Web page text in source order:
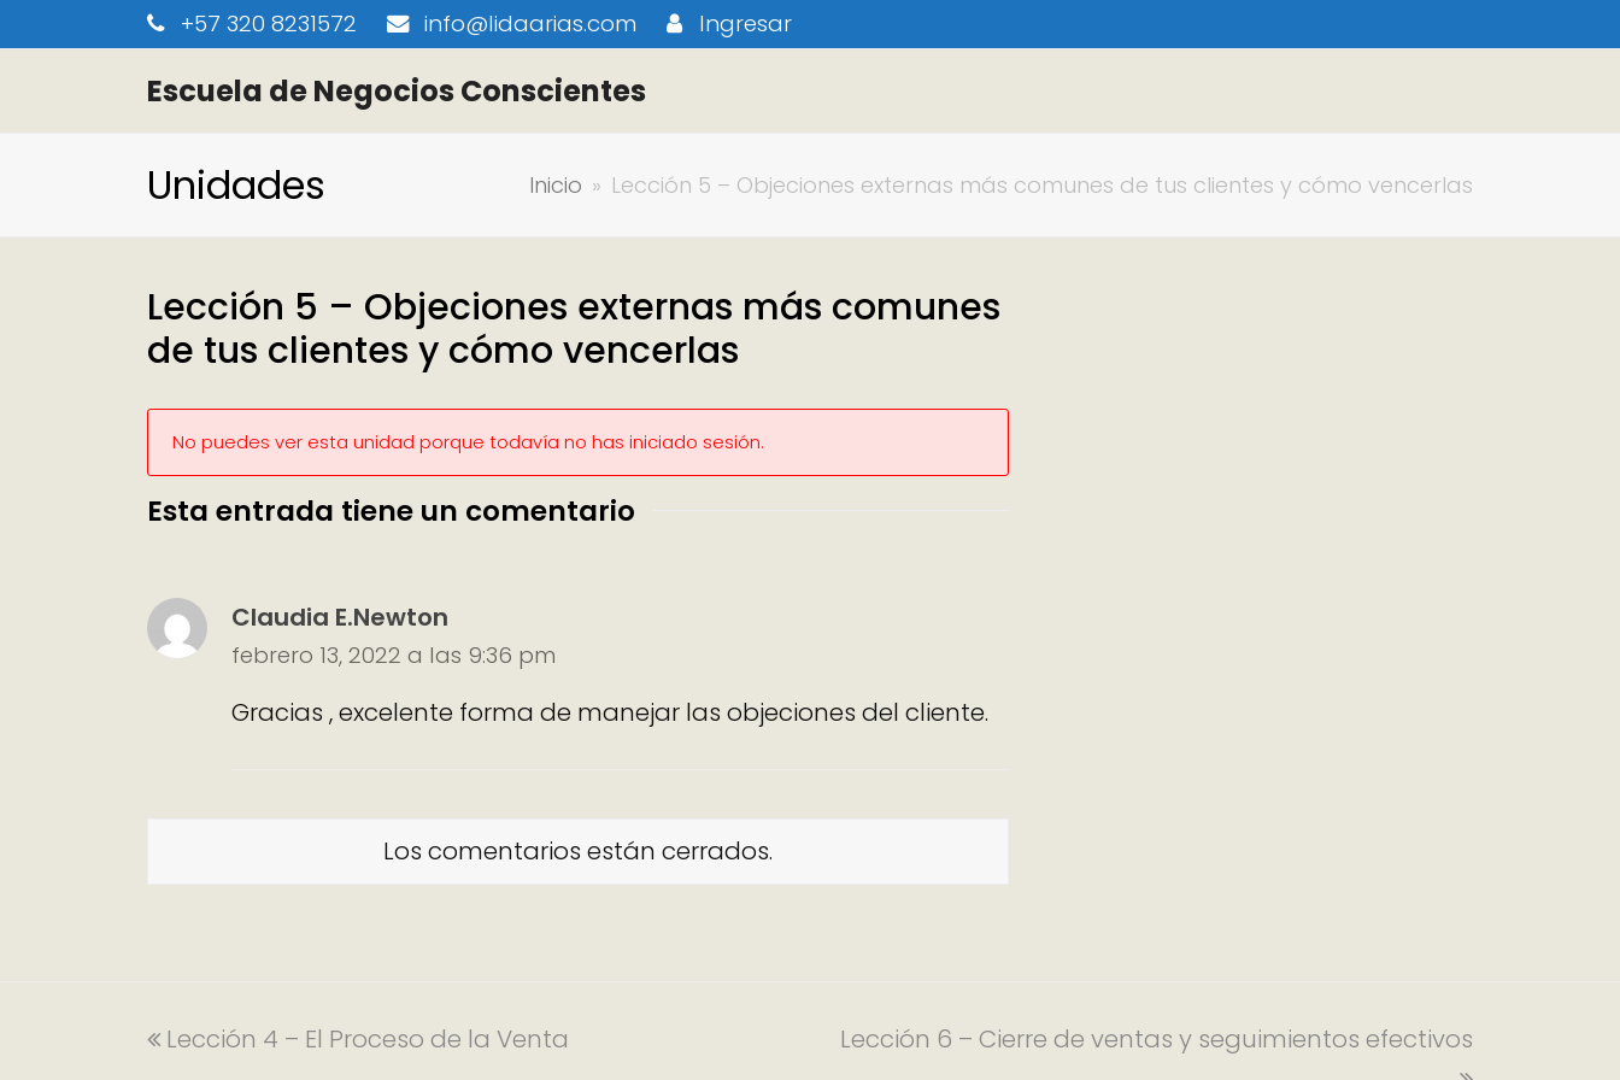
+57 320 8231572 info@lidaarias.com Ingresar
Escuela de Negocios Conscientes
Unidades Inicio » Lección 5 – Objeciones externas más comunes de tus clientes y cómo vencerlas
Lección 5 – Objeciones externas más comunes
de tus clientes y cómo vencerlas
No puedes ver esta unidad porque todavía no has iniciado sesión.
Esta entrada tiene un comentario
Claudia E.Newton
febrero 13, 2022 a las 9:36 pm
Gracias , excelente forma de manejar las objeciones del cliente.
Los comentarios están cerrados.
Lección 4 – El Proceso de la Venta Lección 6 – Cierre de ventas y seguimientos efectivos